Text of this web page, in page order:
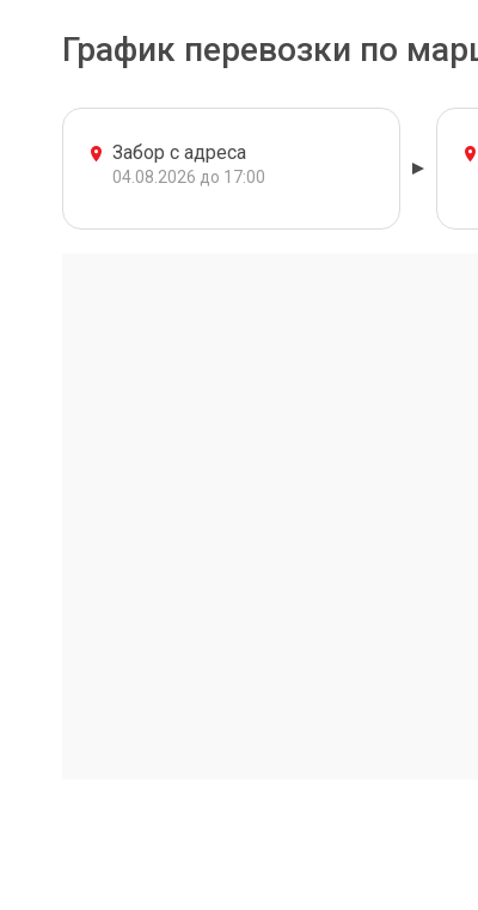
График перевозки по
Забор с адреса
04.08.2026 до 17:00